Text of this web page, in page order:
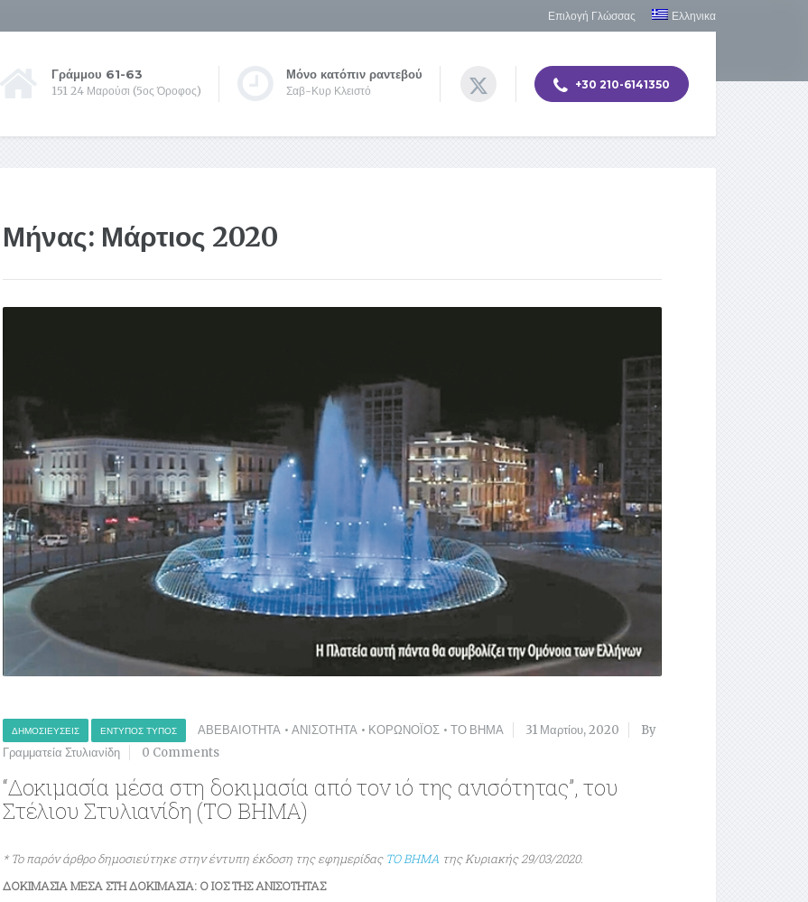
Επιλογή Γλώσσας Ελληνικα
Γράμμου 61-63
151 24 Μαρούσι (5ος Όροφος)
Μόνο κατόπιν ραντεβού
Σαβ-Κυρ Κλειστό +30 210-6141350
Μήνας: Μάρτιος 2020
ΔΗΜΟΣΙΕΎΣΕΙΣ ΈΝΤΥΠΟΣ ΤΎΠΟΣ ΑΒΕΒΑΙΟΤΗΤΑ • ΑΝΙΣΟΤΗΤΑ • ΚΟΡΩΝΟΪΟΣ • ΤΟ ΒΗΜΑ 31 Μαρτίου, 2020
By
Γραμματεία Στυλιανίδη
0 Comments
“Δοκιμασία μέσα στη δοκιμασία από τον ιό της ανισότητας”, του
Στέλιου Στυλιανίδη (ΤΟ ΒΗΜΑ)
* Το παρόν άρθρο δημοσιεύτηκε στην έντυπη έκδοση της εφημερίδας ΤΟ ΒΗΜΑ της Κυριακής 29/03/2020.
ΔΟΚΙΜΑΣΙΑ ΜΕΣΑ ΣΤΗ ΔΟΚΙΜΑΣΙΑ: Ο ΙΟΣ ΤΗΣ ΑΝΙΣΟΤΗΤΑΣ